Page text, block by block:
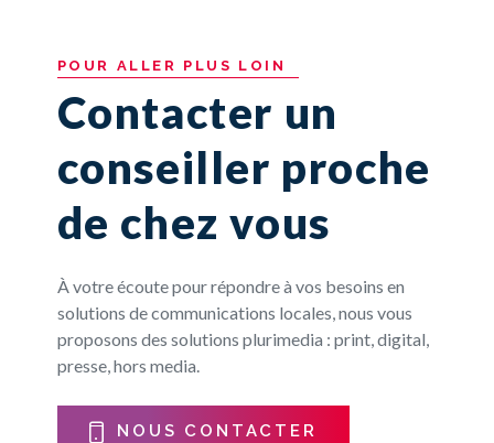
POUR ALLER PLUS LOIN
Contacter un
conseiller proche
de chez vous
À votre écoute pour répondre à vos besoins en
solutions de communications locales, nous vous
proposons des solutions plurimedia : print, digital,
presse, hors media.
NOUS CONTACTER